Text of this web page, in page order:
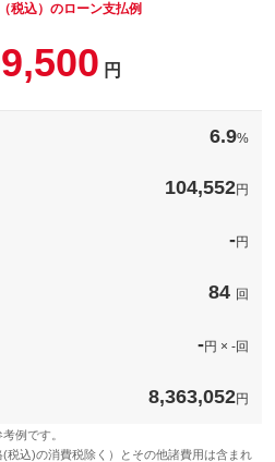
有効期限案内●音声案内●ＬＥＤ、ブザー
税込）のローン支払例
円
6.9%
104,552円
-円
84 回
-円 × -回
8,363,052円
例です。
込)の消費税除く）とその他諸費用は含まれ